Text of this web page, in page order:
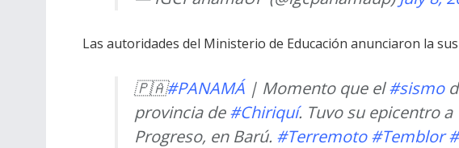
Las autoridades del Ministerio de Educación anunciaron la
🇵🇦#PANAMÁ | Momento que el#sismo
provincia de#Chiriquí. Tuvo su epicentro
Progreso, en Barú. #Terremoto #Temblor